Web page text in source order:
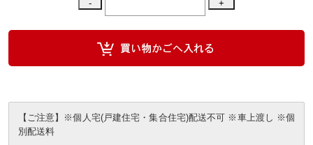
【ご注意】※個人宅(戸建住宅・集合住宅)配送不可 ※車上渡し ※個
別配送料